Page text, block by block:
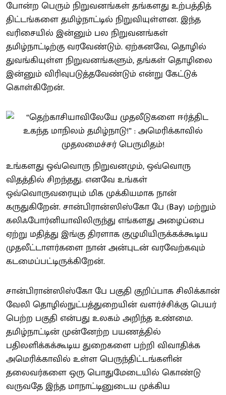
போன்ற பெரும் நிறுவனங்கள் தங்களது உற்பத்தித்
திட்டங்களை தமிழ்நாட்டில் நிறுவியுள்ளன. இந்த
வரிசையில் இன்னும் பல நிறுவனங்கள்
தமிழ்நாட்டிற்கு வரவேண்டும். ஏற்கனவே, தொழில்
துவங்கியுள்ள நிறுவனங்களும், தங்கள் தொழிலை
இன்னும் விரிவுபடுத்தவேண்டும் என்று கேட்டுக்
கொள்கிறேன்.
உங்களது ஒவ்வொரு நிறுவனமும், ஒவ்வொரு
விதத்தில் சிறந்தது. எனவே உங்கள்
ஒவ்வொருவரையும் மிக முக்கியமாக நான்
கருதுகிறேன். சான்பிரான்ஸிஸ்கோ பே (Bay) மற்றும்
கலிஃபோர்னியாவிலிருந்து எங்களது அழைப்பை
ஏற்று மதித்து இங்கு திரளாக குழுமியிருக்கக்கூடிய
முதலீட்டாளர்களை நான் அன்புடன் வரவேற்கவும்
கடமைப்பட்டிருக்கிறேன்.
சான்பிரான்ஸிஸ்கோ பே பகுதி குறிப்பாக சிலிக்கான்
வேலி தொழில்நுட்பத்துறையின் வளர்ச்சிக்கு பெயர்
பெற்ற பகுதி என்பது உலகம் அறிந்த உண்மை.
தமிழ்நாட்டின் முன்னேற்ற பயணத்தில்
பதிலளிக்கக்கூடிய துறைகளை பற்றி விவாதிக்க
அமெரிக்காவில் உள்ள பெருந்திட்டங்களின்
தலைவர்களை ஒரு பொதுமேடையில் கொண்டு
வருவதே இந்த மாநாட்டினுடைய முக்கிய